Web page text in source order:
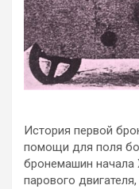
История первой
помощи для поля
бронемашин начала
парового